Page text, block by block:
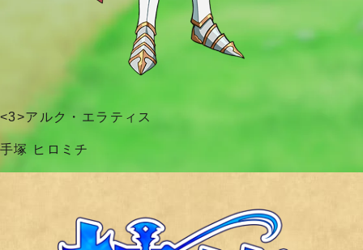
<3>アルク・エラティス
手塚 ヒロミチ